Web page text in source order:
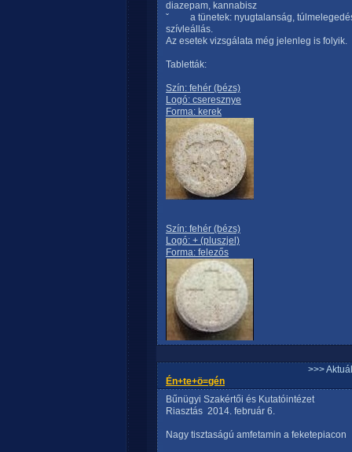
diazepam, kannabisz
ˇ a tünetek: nyugtalanság,
szívleállás.
Az esetek vizsgálata még jelenleg is folyik.
Tabletták:
Szín: fehér (bézs)
Logó: cseresznye
Forma: kerek
Szín: fehér (bézs)
Logó: + (pluszjel)
Forma: felezős
>>>
Én+te+ö=gén
Bűnügyi Szakértői és Kutatóintézet
Riasztás  2014. február 6.
Nagy tisztaságú amfetamin a feketepiacon